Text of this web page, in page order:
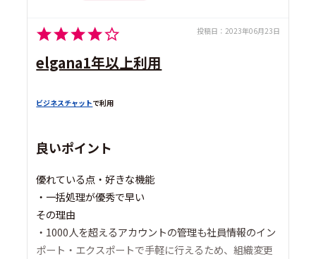
投稿日： 2023年06月23日
elgana1年以上利用
ビジネスチャットで利用
良いポイント
優れている点・好きな機能
・一括処理が優秀で早い
その理由
・1000人を超えるアカウントの管理も社員情報のイン
ポート・エクスポートで手軽に行えるため、組織変更